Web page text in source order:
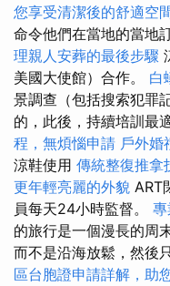
您享受清潔後的舒適空
命令他們在當地的當地
理親人安葬的最後步驟
美國大使館）合作。 白
景調查（包括搜索犯罪
的，此後，持續培訓最
程，無煩惱申請 戶外婚
涼鞋使用 傳統整復推拿
更年輕亮麗的外貌 ART
員每天24小時監督。
的旅行是一個漫長的周
而不是沿海放鬆，然後
區台胞證申請詳解，助